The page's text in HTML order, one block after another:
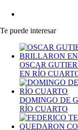
Te puede interesar
OSCAR
EN RÍO
DOMINGO DE
RÍO CUARTO